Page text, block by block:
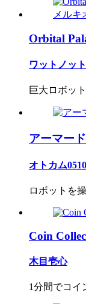
Orbital
ワットノット
巨大ロボッ
アーマー
オトカム0510
ロボットを
Coin
木目壱心
1分間でコイ